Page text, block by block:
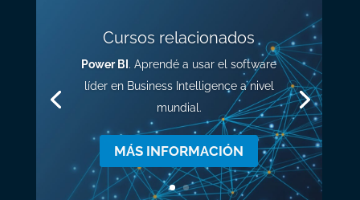
Cursos relacionados
Power BI . Aprendé a usar el software
líder en Business Intelligence a nivel
mundial.
MÁS INFORMACIÓN